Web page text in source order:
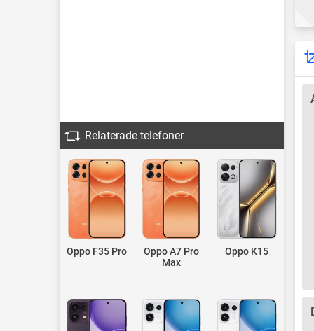
Relaterade telefoner
Oppo F35 Pro
Oppo A7 Pro
Max
Oppo K15